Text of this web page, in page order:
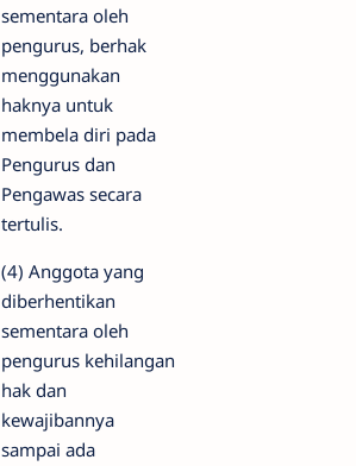
sementara oleh
pengurus, berhak
menggunakan
haknya untuk
membela diri pada
Pengurus dan
Pengawas secara
tertulis.
(4) Anggota yang
diberhentikan
sementara oleh
pengurus kehilangan
hak dan
kewajibannya
sampai ada